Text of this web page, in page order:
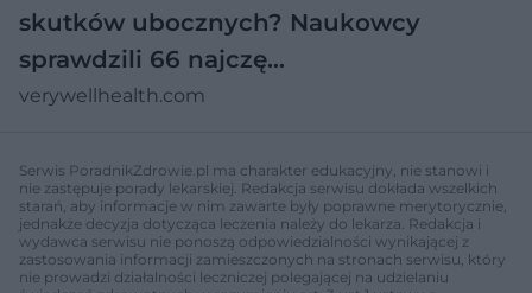
skutków ubocznych? Naukowcy
sprawdzili 66 najczę…
verywellhealth.com
Serwis PoradnikZdrowie.pl ma charakter edukacyjny, nie stanowi i
nie zastępuje porady lekarskiej. Redakcja serwisu dokłada wszelkich
starań, aby informacje w nim zawarte były poprawne merytorycznie,
jednakże decyzja dotycząca leczenia należy do lekarza. Redakcja i
wydawca serwisu nie ponoszą odpowiedzialności wynikającej z
zastosowania informacji zamieszczonych na stronach serwisu, który
nie prowadzi działalności leczniczej polegającej na udzielaniu